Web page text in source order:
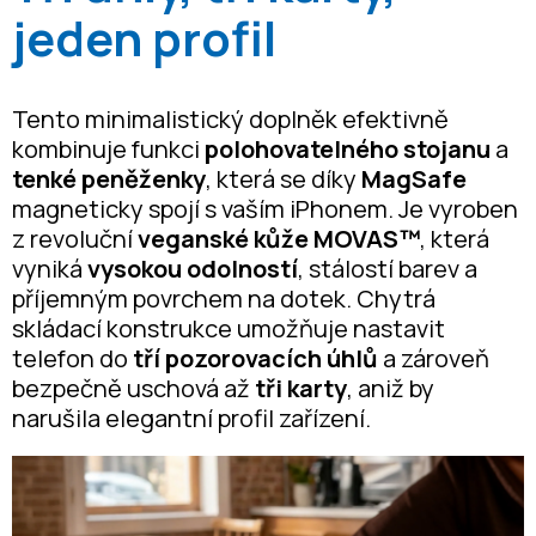
jeden profil
Tento minimalistický doplněk efektivně
kombinuje funkci polohovatelného stojanu a
tenké peněženky, která se díky MagSafe
magneticky spojí s vaším iPhonem. Je vyroben
z revolučníveganské kůže MOVAS™, která
vynikávysokou odolností, stálostí barev a
příjemným povrchem na dotek. Chytrá
skládací konstrukce umožňuje nastavit
telefon do tří pozorovacích úhlů a zároveň
bezpečně uschová až tři karty, aniž by
narušila elegantní profil zařízení.